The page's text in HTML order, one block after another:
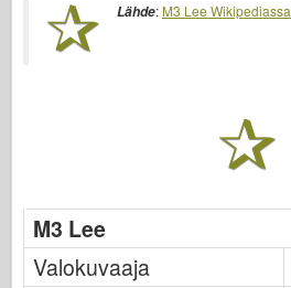
HobbyBoss-ylle
Meng-malli
Tamiya
Tristar
Lähde: M3 Lee Wikipediassa
M3 Lee
Valokuvaaja